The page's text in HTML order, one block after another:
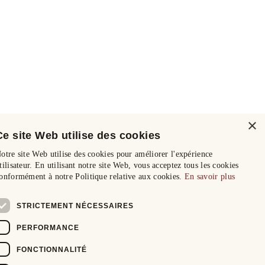
×
site Web utilise des cookies
site Web utilise des cookies pour améliorer l'expérience
En utilisant notre site Web, vous acceptez tous les cookies
à notre Politique relative aux cookies. En savoir plus
STRICTEMENT NÉCESSAIRES
PERFORMANCE
FONCTIONNALITÉ